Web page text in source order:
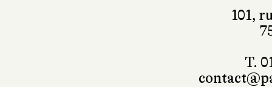
101,
T.